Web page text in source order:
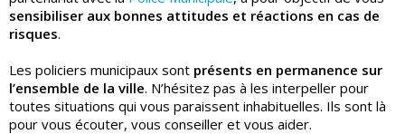
sensibiliser aux bonnes attitudes et réactions en cas de
risques.
Les policiers municipaux sont présents en permanence sur
l’ensemble de la ville. N’hésitez pas à les interpeller pour
toutes situations qui vous paraissent inhabituelles. Ils sont là
pour vous écouter, vous conseiller et vous aider.